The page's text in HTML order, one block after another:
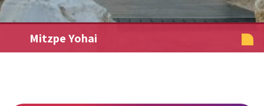
Mitzpe Yohai